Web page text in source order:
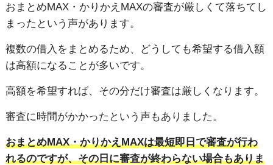
おまとめMAX・かりかえMAXの審査が厳しくて落ちてし
まったという声があります。
複数の借入をまとめるため、どうしても希望する借入額
は高額になることが多いです。
高額を希望すれば、その分だけ審査は厳しくなります。
審査に時間がかかったという声もありました。
おまとめMAX・かりかえMAXは最短即日で審査が行わ
れるのですが、その日に審査が終わらない場合もありま